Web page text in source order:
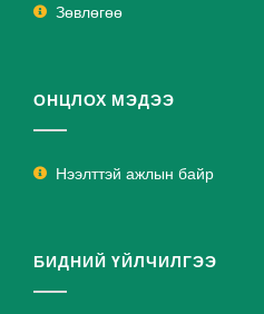
Зөвлөгөө
ОНЦЛОХ МЭДЭЭ
Нээлттэй ажлын байр
БИДНИЙ ҮЙЛЧИЛГЭЭ